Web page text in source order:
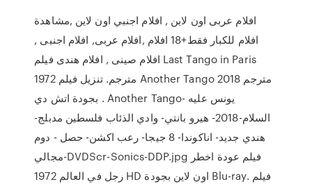
افلام عربى اون لاين , افلام اجنبي اون لاين ,مشاهدة
افلام للكبار فقط+18 افلام ,افلام عربى, افلام اجنبى ,
افلام صينى , افلام هندى فيلم Last Tango in Paris
1972 مترجم. تنزيل فيلم Another Tango 2018 مترجم
بجودة اتش دي . Another Tango- يونس عليه
السلام-2018- هيرو بانتي- وادي الذئاب فلسطين مدبلج-
هندي جديد- اناكوندا- 8 جيجا- رعب اكشن- حصل - دوم
مجالي-DVDScr-Sonics-DDP.jpg فيلم عودة اخطر
رجل في العالم 1972 HD اون لاين بجودة Blu-ray. فيلم